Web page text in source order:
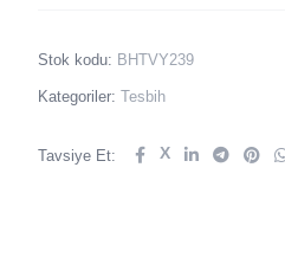
Stok kodu: BHTVY239
Kategoriler: Tesbih
Tavsiye Et: X